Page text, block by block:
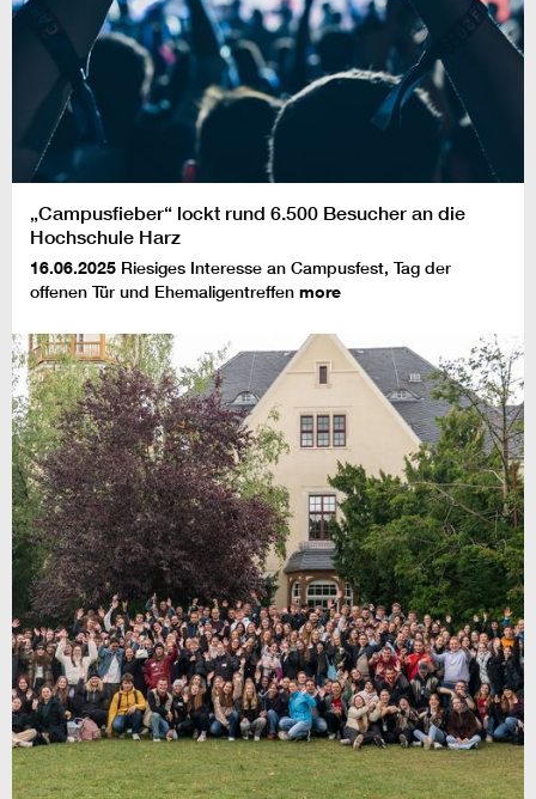
„Campusfieber“ lockt rund 6.500 Besucher an die
Hochschule Harz
16.06.2025 Riesiges Interesse an Campusfest, Tag der
offenen Tür und Ehemaligentreffen more